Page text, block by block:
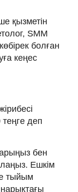
қызметін
SMM
болған
кеңес
деп
бен
Ешкім
тыйым